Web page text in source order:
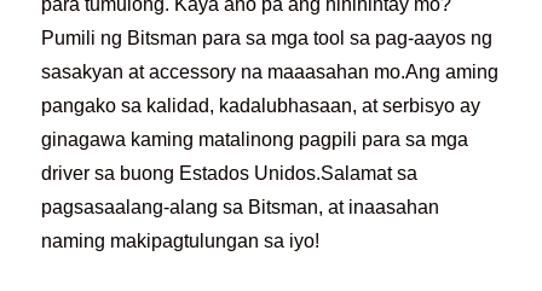
para tumulong. Kaya ano pa ang hinihintay mo?
Pumili ng Bitsman para sa mga tool sa pag-aayos ng
sasakyan at accessory na maaasahan mo.Ang aming
pangako sa kalidad, kadalubhasaan, at serbisyo ay
ginagawa kaming matalinong pagpili para sa mga
driver sa buong Estados Unidos.Salamat sa
pagsasaalang-alang sa Bitsman, at inaasahan
naming makipagtulungan sa iyo!